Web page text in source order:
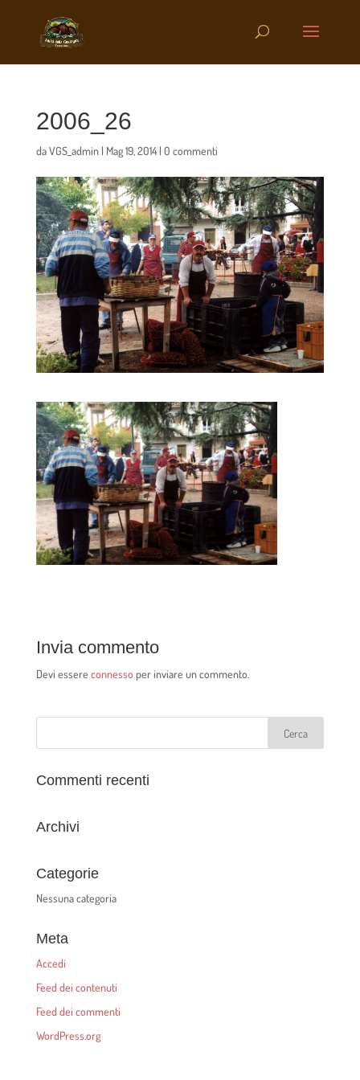
2006_26
daVGS_admin| Mag 19, 2014| 0 commenti
Invia commento
Devi essere connesso per inviare un commento.
Commenti recenti
Archivi
Categorie
Nessuna categoria
Meta
Accedi
Feed dei contenuti
Feed dei commenti
WordPress.org